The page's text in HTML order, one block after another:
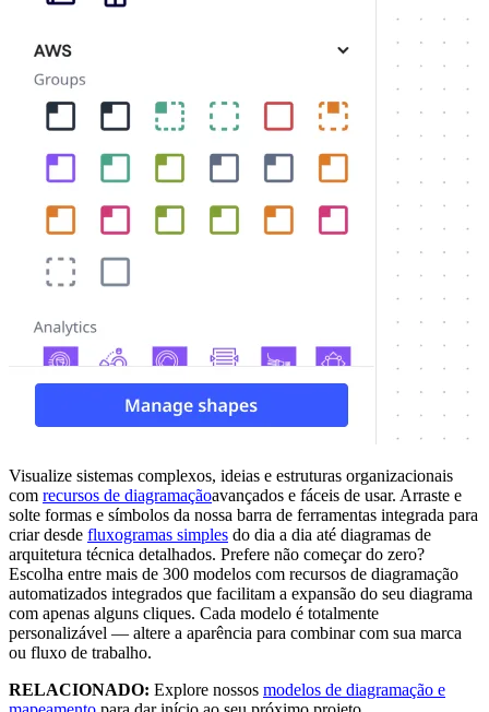
Visualize sistemas complexos, ideias e estruturas organizacionais
com recursos de diagramaçãoavançados e fáceis de usar. Arraste e
solte formas e símbolos da nossa barra de ferramentas integrada para
criar desde fluxogramas simples do dia a dia até diagramas de
arquitetura técnica detalhados. Prefere não começar do zero?
Escolha entre mais de 300 modelos com recursos de diagramação
automatizados integrados que facilitam a expansão do seu diagrama
com apenas alguns cliques. Cada modelo é totalmente
personalizável — altere a aparência para combinar com sua marca
ou fluxo de trabalho.
RELACIONADO: Explore nossos modelos de diagramação e